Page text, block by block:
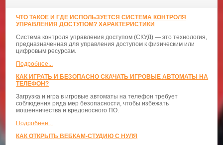
ЧТО ТАКОЕ И ГДЕ ИСПОЛЬЗУЕТСЯ СИСТЕМА КОНТРОЛЯ
УПРАВЛЕНИЯ ДОСТУПОМ? ХАРАКТЕРИСТИКИ
Система контроля управления доступом (СКУД) — это технология,
предназначенная для управления доступом к физическим или
цифровым ресурсам.
Подробнее...
КАК ИГРАТЬ И БЕЗОПАСНО СКАЧАТЬ ИГРОВЫЕ АВТОМАТЫ НА
ТЕЛЕФОН?
Загрузка и игра в игровые автоматы на телефон требует
соблюдения ряда мер безопасности, чтобы избежать
мошенничества и вредоносного ПО.
Подробнее...
КАК ОТКРЫТЬ ВЕБКАМ-СТУДИЮ С НУЛЯ